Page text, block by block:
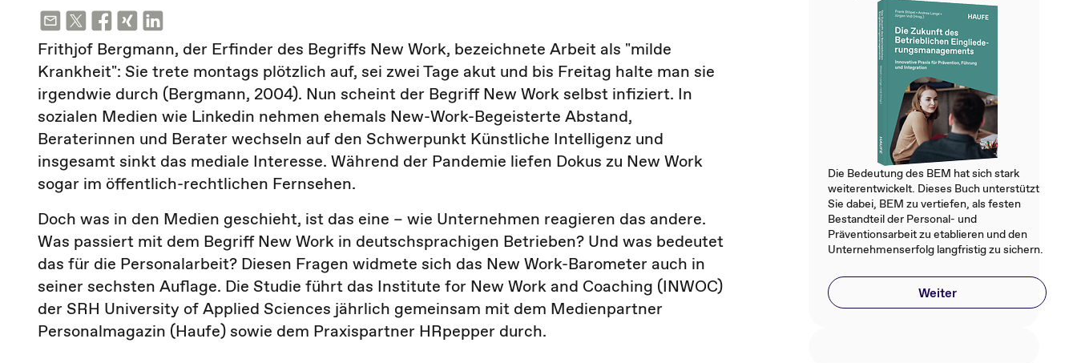
Frithjof Bergmann, der Erfinder des Begriffs New Work, bezeichnete Arbeit als "milde
Krankheit": Sie trete montags plötzlich auf, sei zwei Tage akut und bis Freitag halte man sie
irgendwie durch (Bergmann, 2004). Nun scheint der Begriff New Work selbst infiziert. In
sozialen Medien wie Linkedin nehmen ehemals New-Work-Begeisterte Abstand,
Beraterinnen und Berater wechseln auf den Schwerpunkt Künstliche Intelligenz und
insgesamt sinkt das mediale Interesse. Während der Pandemie liefen Dokus zu New Work
sogar im öffentlich-rechtlichen Fernsehen.
Doch was in den Medien geschieht, ist das eine – wie Unternehmen reagieren das andere.
Was passiert mit dem Begriff New Work in deutschsprachigen Betrieben? Und was bedeutet
das für die Personalarbeit? Diesen Fragen widmete sich das New Work-Barometer auch in
seiner sechsten Auflage. Die Studie führt das Institute for New Work and Coaching (INWOC)
der SRH University of Applied Sciences jährlich gemeinsam mit dem Medienpartner
Personalmagazin (Haufe) sowie dem Praxispartner HRpepper durch.
Die Bedeutung des BEM hat sich stark
weiterentwickelt. Dieses Buch unterstützt
Sie dabei, BEM zu vertiefen, als festen
Bestandteil der Personal- und
Präventionsarbeit zu etablieren und den
Unternehmenserfolg langfristig zu sichern.
Weiter